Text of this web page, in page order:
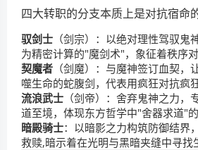
四大转职的分支本质上是对抗宿命
驭剑士 （剑宗）：以绝对理性驾驭鬼
为精密计算的"魔剑术"，象征着秩序对
契魔者 （剑魔）：与魔神签订血契，
噬生命的蛇腹剑，代表用疯狂对抗疯
流浪武士 （剑帝）：舍弃鬼神之力
道至境，体现东方哲学中"舍器求道"的
暗殿骑士：以暗影之力构筑防御结界
救赎,暗示着在光明与黑暗夹缝中寻找